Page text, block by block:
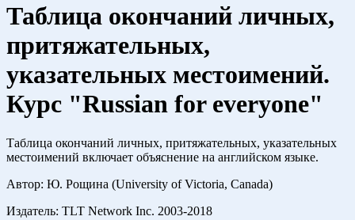
Таблица окончаний личных,
притяжательных,
указательных местоимений.
Курс "Russian for everyone"
Таблица окончаний личных, притяжательных, указательных
местоимений включает объяснение на английском языке.
Автор: Ю. Рощина (University of Victoria, Canada)
Издатель: TLT Network Inc. 2003-2018